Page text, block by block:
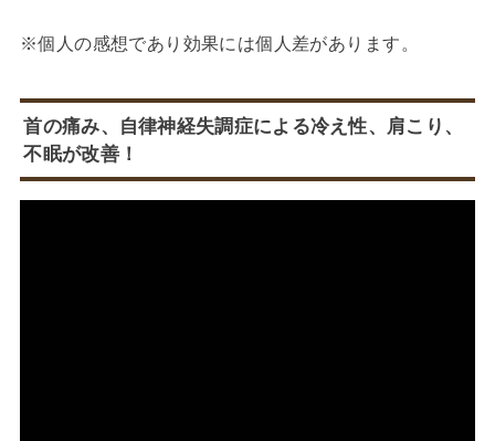
※個人の感想であり効果には個人差があります。
首の痛み、自律神経失調症による冷え性、肩こり、
不眠が改善！